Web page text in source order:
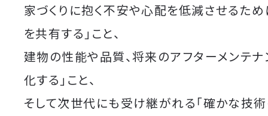
家づくりに抱く不安や心配を低減させるため
を共有する」こと、
建物の性能や品質、将来のアフターメンテナ
化する」こと、
そして次世代にも受け継がれる「確かな技術